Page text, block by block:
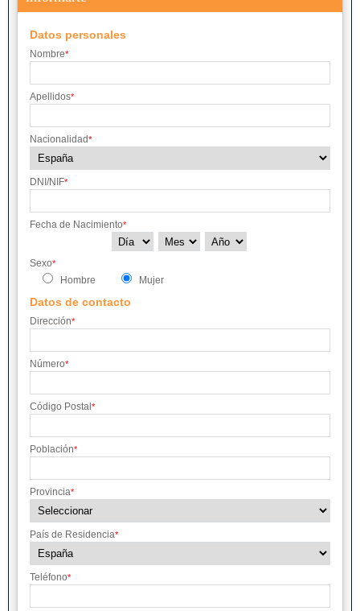
Datos personales
Nombre*
Apellidos*
Nacionalidad*
DNI/NIF*
Fecha de Nacimiento*
Sexo*
Hombre Mujer
Datos de contacto
Dirección*
Número*
Código Postal *
Población*
Provincia*
País de Residencia*
Teléfono*